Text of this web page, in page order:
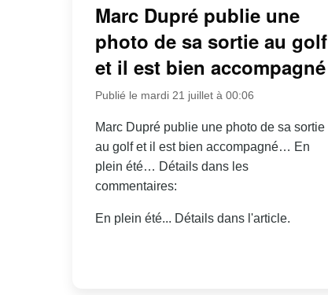
Marc Dupré publie une
photo de sa sortie au golf
et il est bien accompagné
Publié le mardi 21 juillet à 00:06
Marc Dupré publie une photo de sa sortie
au golf et il est bien accompagné… En
plein été… Détails dans les
commentaires:
En plein été... Détails dans l'article.